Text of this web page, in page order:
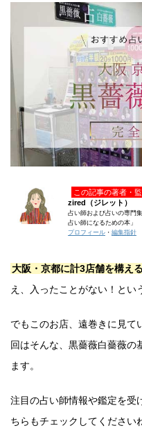
この記事の著者・
zired（ジレット）
占い師および占いの専門
占い師になるための本」
プロフィール ・ 編集指針
大阪・京都に計3店舗を構え
え、入ったことがない！とい
でもこのお店、遠巻きに見て
回はそんな、黒薔薇白薔薇の
ます。
注目の占い師情報や鑑定を受
ちらもチェックしてください